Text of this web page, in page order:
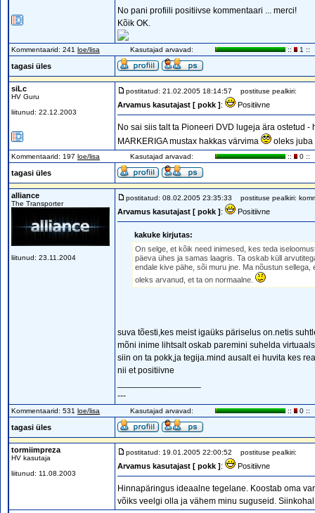
No pani profiili positiivse kommentaari ... merci!
Kõik OK.
Kommentaarid: 241 loe/lisa Kasutajad arvavad: :: 1 ::
tagasi üles
siLc
HV Guru
liitunud: 22.12.2003
postitatud: 21.02.2005 18:14:57 postituse pealkiri:
Arvamus kasutajast [ pokk ]: Positiivne
No sai siis talt ta Pioneeri DVD lugeja ära ostetud
MARKERIGA mustax hakkas värvima
oleks
Kommentaarid: 197 loe/lisa Kasutajad arvavad: :: 0 ::
tagasi üles
alliance
The Transporter
liitunud: 23.11.2004
postitatud: 08.02.2005 23:35:33 postituse pealkiri:
Arvamus kasutajast [ pokk ]: Positiivne
kakuke kirjutas:
On selge, et kõik need inimesed, kes teda
päeva ühes ja samas laagris. Ta oskab küll
endale kive pähe, sõi muru jne. Ma nõustun
oleks arvanud, et ta on normaalne.
suva tõesti,kes meist igaüks päriselus on.netis
mõni inime lihtsalt oskab paremini suhelda
siin on ta pokk,ja tegija.mind ausalt ei huvita kes
nii et positiivne
---
Kommentaarid: 531 loe/lisa Kasutajad arvavad: :: 0 ::
tagasi üles
tormiimpreza
HV kasutaja
liitunud: 11.08.2003
postitatud: 19.01.2005 22:00:52 postituse pealkiri:
Arvamus kasutajast [ pokk ]: Positiivne
Hinnapäringus ideaalne tegelane. Koostab oma
võiks veelgi olla ja vähem minu suguseid.